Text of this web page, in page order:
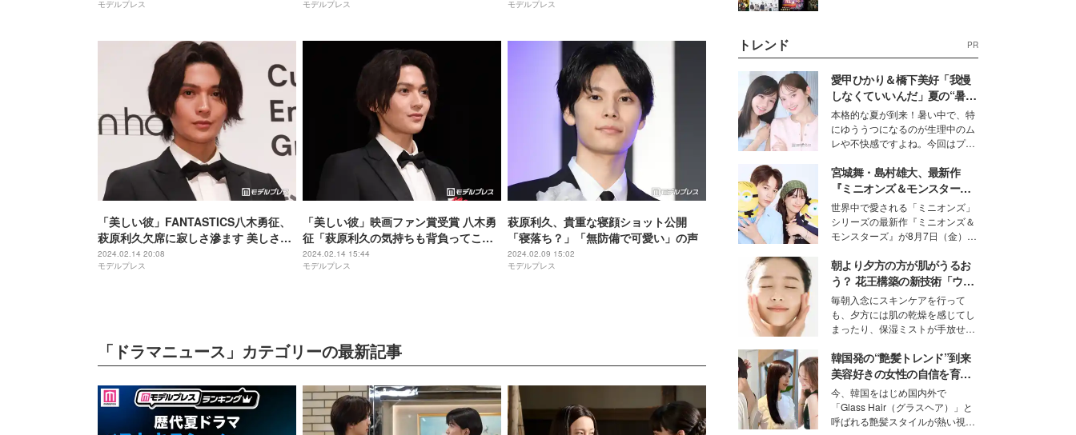
モデルプレス
モデルプレス
モデルプレス
「美しい彼」FANTASTICS八木勇征、
萩原利久欠席に寂しさ滲ます 美しさの
秘訣とは＜第78回毎日映画コンクール
＞
2024.02.14 20:08
モデルプレス
「美しい彼」映画ファン賞受賞 八木勇
征「萩原利久の気持ちも背負ってこの
ステージに」＜第78回毎日映画コンク
ール＞
2024.02.14 15:44
モデルプレス
萩原利久、貴重な寝顔ショット公開
「寝落ち？」「無防備で可愛い」の声
2024.02.09 15:02
モデルプレス
「ドラマニュース」カテゴリーの最新記事
トレンド PR
愛甲ひかり＆橋下美好「我慢
しなくていいんだ」夏の“暑さ
対策”の新しい選択肢とは？
本格的な夏が到来！暑い中で、特
にゆううつになるのが生理中のム
レや不快感ですよね。今回はプラ
モデル・愛甲ひかりさんと橋下美
好さんを迎えて本音で女子会トー
ク。猛暑のお出かけを快適に過ご
すヒントや、2人が感動した夏の
生理の新常識にも迫りました。
宮城舞・島村雄大、最新作
『ミニオンズ＆モンスター
ズ』の魅力熱弁 ハチャメチャ
だけじゃない“友情と絆”に感
動
世界中で愛される「ミニオンズ」
シリーズの最新作『ミニオンズ＆
モンスターズ』が8月7日（金）に
ニオン好き”という共通点を持つモ
デルの宮城舞と島村雄大の特別対
談をお届け！それぞれの視点か
ら、今作ならではの魅力や予想外
の感動をもたらす奥深いストーリ
ーについて熱く語り合ってもらっ
た。
朝より夕方の方が肌がうるお
う？ 花王構築の新技術「ウォ
ーターキャプチャリングスキ
ン（捕水肌）」がスキンケア
の常識を変える予感
毎朝入念にスキンケアを行って
も、夕方には肌の乾燥を感じてし
まったり、保湿ミストが手放せな
な美容の常識を大きく変える可能
性を秘めた、革新的な「Water
Capturing Skin（ウォーターキャ
プチャリングスキン：捕水肌）」
技術を、花王が構築した。
韓国発の“艶髪トレンド”到来
美容好きの女性の自信を育む
「ヘアケア事情」って？
今、韓国をはじめ国内外で
「Glass Hair（グラスヘア）」と
呼ばれる艶髪スタイルが熱い視線